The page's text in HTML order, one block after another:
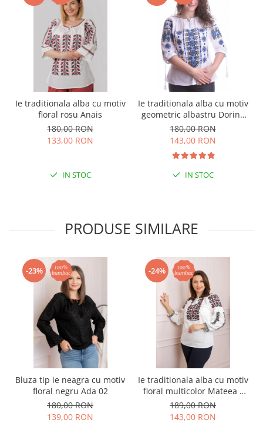
Ie traditionala alba cu motiv
floral rosu Anais
180,00 RON
133,00 RON
IN STOC
Ie traditionala alba cu motiv
geometric albastru Dorina
02
180,00 RON
143,00 RON
IN STOC
PRODUSE SIMILARE
-23%
Bluza tip ie neagra cu motiv
floral negru Ada 02
180,00 RON
139,00 RON
-24%
Ie traditionala alba cu motiv
floral multicolor Mateea -
maneca lunga
189,00 RON
143,00 RON